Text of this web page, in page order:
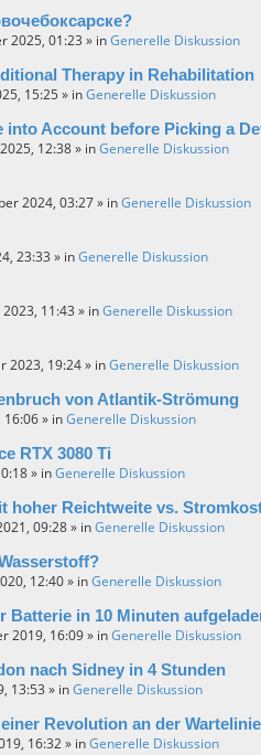
2025, 01:23 » inGenerelle Diskussion
Therapy in Rehabilitation
15:25 » inGenerelle Diskussion
into Account before Picking a
12:38 » inGenerelle Diskussion
2024, 03:27 » inGenerelle Diskussion
23:33 » inGenerelle Diskussion
11:43 » inGenerelle Diskussion
2023, 19:24 » inGenerelle Diskussion
von Atlantik-Strömung
16:06 » inGenerelle Diskussion
RTX 3080 Ti
» inGenerelle Diskussion
hoher Reichtweite vs.
09:28 » inGenerelle Diskussion
12:40 » inGenerelle Diskussion
Batterie in 10 Minuten
2019, 16:09 » inGenerelle Diskussion
nach Sidney in 4 Stunden
13:53 » inGenerelle Diskussion
Revolution an der Wartelinie
16:32 » inGenerelle Diskussion